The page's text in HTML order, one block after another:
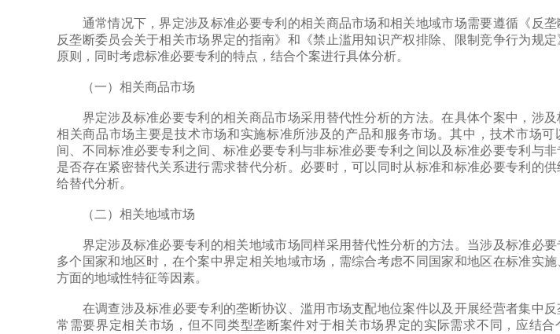
通常情况下，界定涉及标准必要专利的相关商品市场和相关地域市场需要遵循《反垄
反垄断委员会关于相关市场界定的指南》和《禁止滥用知识产权排除、限制竞争行为规
原则，同时考虑标准必要专利的特点，结合个案进行具体分析。
（一）相关商品市场
界定涉及标准必要专利的相关商品市场采用替代性分析的方法。在具体个案中，涉及
相关商品市场主要是技术市场和实施标准所涉及的产品和服务市场。其中，技术市场可
间、不同标准必要专利之间、标准必要专利与非标准必要专利之间以及标准必要专利与
是否存在紧密替代关系进行需求替代分析。必要时，可以同时从标准和标准必要专利的
给替代分析。
（二）相关地域市场
界定涉及标准必要专利的相关地域市场同样采用替代性分析的方法。当涉及标准必要
多个国家和地区时，在个案中界定相关地域市场，需综合考虑不同国家和地区在标准实
方面的地域性特征等因素。
在调查涉及标准必要专利的垄断协议、滥用市场支配地位案件以及开展经营者集中反
常需要界定相关市场，但不同类型垄断案件对于相关市场界定的实际需求不同，应结合